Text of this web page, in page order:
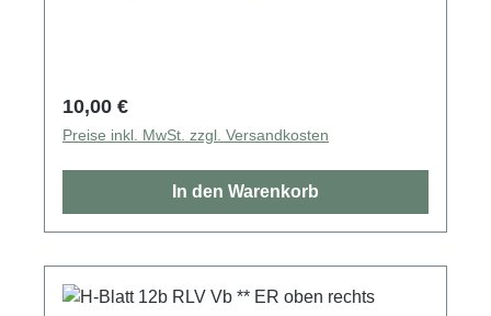
Regulärer Preis:
10,00 €
Preise inkl. MwSt. zzgl. Versandkosten
In den Warenkorb